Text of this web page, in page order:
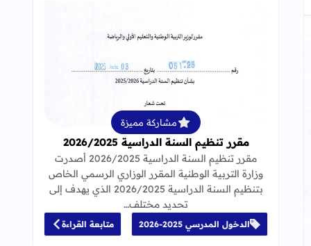
قراءة المزيد عن مقرر تنظيم السنة الدراسية
مشاركة مميزة
مقرر تنظيم السنة الدراسية 2026/2025
مقرر تنظيم السنة الدراسية 2026/2025 أصدرت
وزارة التربية الوطنية المقرر الوزاري الرسمي الخاص
بتنظيم السنة الدراسية 2026/2025 الذي يهدف إلى
تحديد مختلف…
الدخول المدرسي 2025-2026 متابعة القراءة